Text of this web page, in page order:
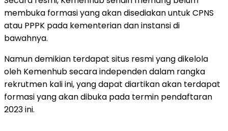
membuka formasi yang akan disediakan untuk CPNS
atau PPPK pada kementerian dan instansi di
bawahnya.
Namun demikian terdapat situs resmi yang dikelola
oleh Kemenhub secara independen dalam rangka
rekrutmen kali ini, yang dapat diartikan akan terdapat
formasi yang akan dibuka pada termin pendaftaran
2023 ini.